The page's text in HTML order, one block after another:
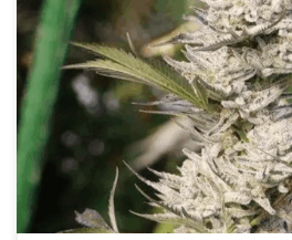
Mówiąc o marihuanie Haze,
myśl kilka nazw, z których
sceny, które w tamtym czasie
rewolucję zarówno z punktu
konsumenta końcowego:
Haze, Neville’s Haze i […]